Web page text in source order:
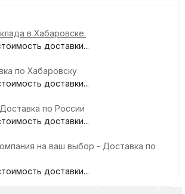
в Хабаровске.
доставки...
по Хабаровску
доставки...
по России
доставки...
на ваш выбор - Доставка по
доставки...